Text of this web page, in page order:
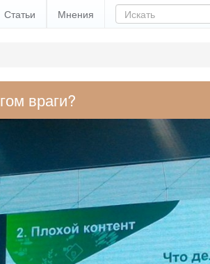
Статьи Мнения
враги?